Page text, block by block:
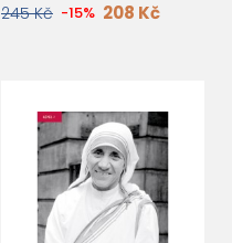
245 Kč -15% 208 Kč